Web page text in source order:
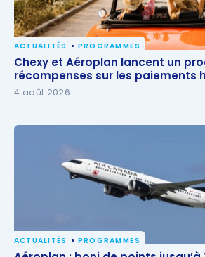
Chexy et Aéroplan lancent un
récompenses sur les paiements
ACTUALITÉS PROGRAMMES
Chexy et Aéroplan lancent un
récompenses sur les paiements
4 août 2026
Aéroplan : boni de points jusqu’à
ACTUALITÉS PROGRAMMES